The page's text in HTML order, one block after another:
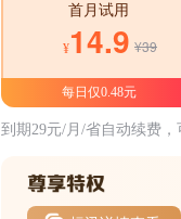
首月试用
¥14.9 ¥39
每日仅0.48元
到期29元/月/省自动续费，